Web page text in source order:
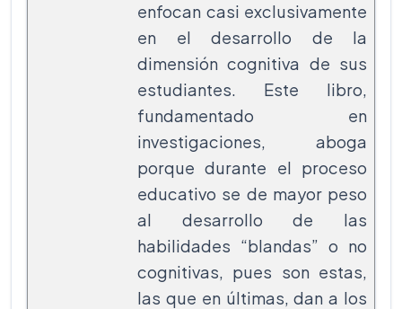
enfocan casi exclusivamente
en el desarrollo de la
dimensión cognitiva de sus
estudiantes. Este libro,
fundamentado en
investigaciones, aboga
porque durante el proceso
educativo se de mayor peso
al desarrollo de las
habilidades “blandas” o no
cognitivas, pues son estas,
las que en últimas, dan a los